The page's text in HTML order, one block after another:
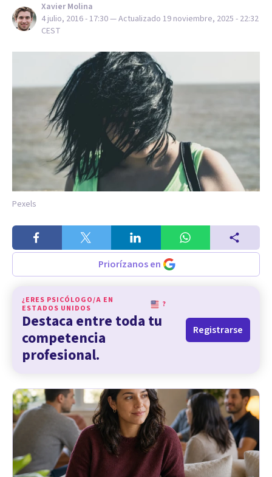
Xavier Molina
4 julio, 2016 - 17:30— Actualizado 19 noviembre, 2025 - 22:32
CEST
Pexels
Priorízanos en
¿ERES PSICÓLOGO/A EN
ESTADOS UNIDOS
?
Destaca entre toda tu
competencia
profesional.
Registrarse